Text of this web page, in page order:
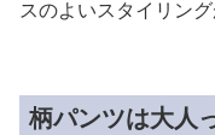
スのよいスタイリング
柄パンツは大人